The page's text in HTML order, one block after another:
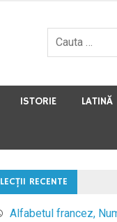
ISTORIE LATINĂ
LECŢII RECENTE
Alfabetul francez,